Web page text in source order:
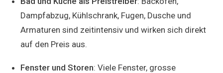
Dampfabzug, Kühlschrank, Fugen, Dusche und
Armaturen sind zeitintensiv und wirken sich direkt
auf den Preis aus.
Fenster und Storen: Viele Fenster, grosse